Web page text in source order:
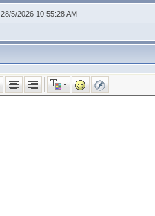
28/5/2026 10:55:28 AM